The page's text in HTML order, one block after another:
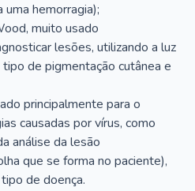
hemorragia);
muito usado
lesões, utilizando a luz
de pigmentação cutânea e
principalmente para o
causadas por vírus, como
análise da lesão
que se forma no paciente),
de doença.